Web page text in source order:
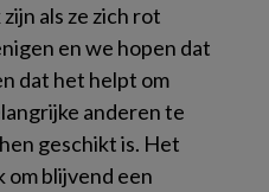
als ze zich rot
en we hopen dat
dat het helpt om
anderen te
geschikt is. Het
blijvend een